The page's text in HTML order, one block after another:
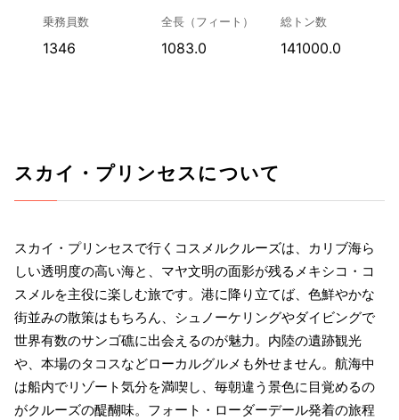
乗務員数
1346
全長（フィート）
1083.0
総トン数
141000.0
スカイ・プリンセスについて
スカイ・プリンセスで行くコスメルクルーズは、カリブ海ら
しい透明度の高い海と、マヤ文明の面影が残るメキシコ・コ
スメルを主役に楽しむ旅です。港に降り立てば、色鮮やかな
街並みの散策はもちろん、シュノーケリングやダイビングで
世界有数のサンゴ礁に出会えるのが魅力。内陸の遺跡観光
や、本場のタコスなどローカルグルメも外せません。航海中
は船内でリゾート気分を満喫し、毎朝違う景色に目覚めるの
がクルーズの醍醐味。フォート・ローダーデール発着の旅程